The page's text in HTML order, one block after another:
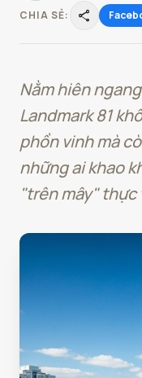
CHIA SẺ:
share
Nằm hiên
Landmark 81
phồn vinh mà
những ai khao
"trên mây" thực